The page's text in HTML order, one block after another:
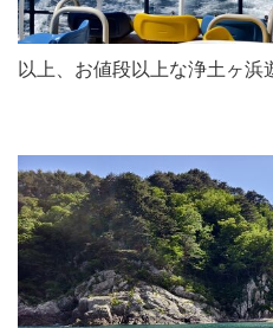
以上、お値段以上な浄土ヶ浜